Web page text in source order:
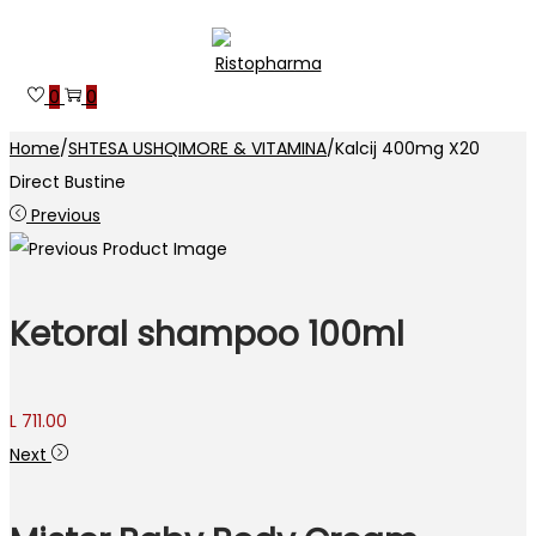
navigation
content
0 0
Home/SHTESA USHQIMORE & VITAMINA/Kalcij 400mg X20
Direct Bustine
Previous
Ketoral shampoo 100ml
L 711.00
Next